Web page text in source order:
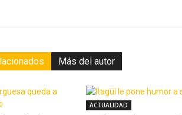
Más del autor
ACTUALIDAD